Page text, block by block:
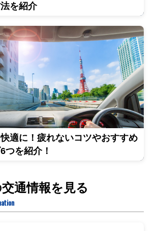
を紹介
適に！疲れないコツやおすすめ
つを紹介！
通情報を見る